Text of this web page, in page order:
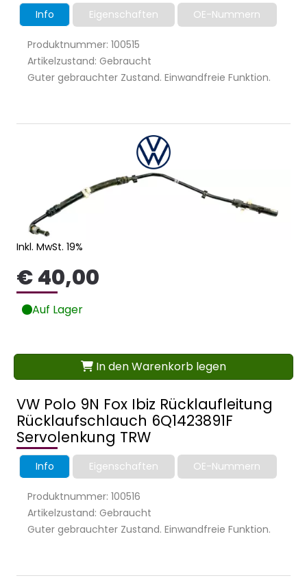
Info Eigenschaften OE-Nummern
Produktnummer: 100515
Artikelzustand: Gebraucht
Guter gebrauchter Zustand. Einwandfreie Funktion.
VW Polo 9N Fox Ibiz Rücklaufleitung
Rücklaufschlauch 6Q1423891F
Servolenkung TRW
Info Eigenschaften OE-Nummern
Produktnummer: 100516
Artikelzustand: Gebraucht
Guter gebrauchter Zustand. Einwandfreie Funktion.
Inkl. MwSt. 19%
€ 40,00
Auf Lager
In den Warenkorb legen